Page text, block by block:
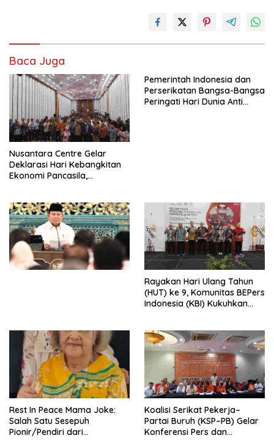
Baca Juga
Nusantara Centre Gelar
Deklarasi Hari Kebangkitan
Ekonomi Pancasila,
Penjajahan (Pergolakan
Ekonomi Politik Indonesia) &
Simposium Nasional “Urgensi
Undang-Undang
Perekonomian Nasional dan
Kesejahteraan Sosial dalam
Pemerintah Indonesia dan
Perserikatan Bangsa-Bangsa
Peringati Hari Dunia Anti
Rayakan Hari Ulang Tahun
(HUT) ke 9, Komunitas BEPers
Indonesia (KBI) Kukuhkan
Tema: “Penguatan dan
Pengembangan Organisasi
KBI yang Berbasis Riset di
seluruh Indonesia dan
Mancanegara”.
Rest In Peace Mama Joke:
Salah Satu Sesepuh
Pionir/Pendiri dari
Koalisi Serikat Pekerja–
Partai Buruh (KSP–PB) Gelar
Konferensi Pers dan